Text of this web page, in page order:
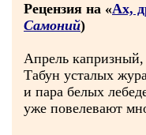
Рецензия на «Ах,
Самоний)
Апрель
Табун усталых
и пара белых
уже повелевают